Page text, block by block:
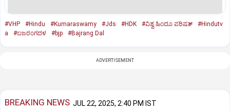
#VHP #Hindu #Kumaraswamy #Jds #HDK #ವಿಶ್ವ ಹಿಂದೂ ಪರಿಷತ್‌
#Hindutv
a
#ಬಜರಂಗದಳ #bjp #Bajrang Dal
ADVERTISEMENT
BREAKING NEWS JUL 22, 2025, 2:40 PM IST